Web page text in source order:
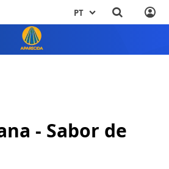
PT
- Sabor de